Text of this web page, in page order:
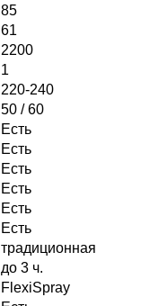
85
61
2200
1
220-240
50 / 60
Есть
Есть
Есть
Есть
Есть
Есть
традиционная
до 3 ч.
FlexiSpray